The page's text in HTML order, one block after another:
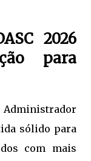
2026
para
sólido para
com mais